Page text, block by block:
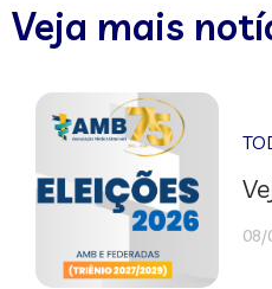
Veja mais
08/